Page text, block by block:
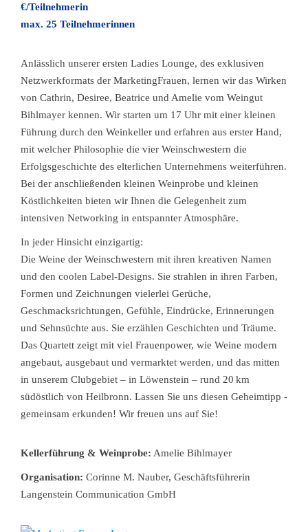
€/Teilnehmerin
max. 25 Teilnehmerinnen
Anlässlich unserer ersten Ladies Lounge, des exklusiven
Netzwerkformats der MarketingFrauen, lernen wir das Wirken
von Cathrin, Desiree, Beatrice und Amelie vom Weingut
Bihlmayer kennen. Wir starten um 17 Uhr mit einer kleinen
Führung durch den Weinkeller und erfahren aus erster Hand,
mit welcher Philosophie die vier Weinschwestern die
Erfolgsgeschichte des elterlichen Unternehmens weiterführen.
Bei der anschließenden kleinen Weinprobe und kleinen
Köstlichkeiten bieten wir Ihnen die Gelegenheit zum
intensiven Networking in entspannter Atmosphäre.
In jeder Hinsicht einzigartig:
Die Weine der Weinschwestern mit ihren kreativen Namen
und den coolen Label-Designs. Sie strahlen in ihren Farben,
Formen und Zeichnungen vielerlei Gerüche,
Geschmacksrichtungen, Gefühle, Eindrücke, Erinnerungen
und Sehnsüchte aus. Sie erzählen Geschichten und Träume.
Das Quartett zeigt mit viel Frauenpower, wie Weine modern
angebaut, ausgebaut und vermarktet werden, und das mitten
in unserem Clubgebiet – in Löwenstein – rund 20 km
südöstlich von Heilbronn. Lassen Sie uns diesen Geheimtipp ­
gemeinsam erkunden! Wir freuen uns auf Sie!
Kellerführung & Weinprobe: Amelie Bihlmayer
Organisation: Corinne M. Nauber, Geschäftsführerin
Langenstein Communication GmbH